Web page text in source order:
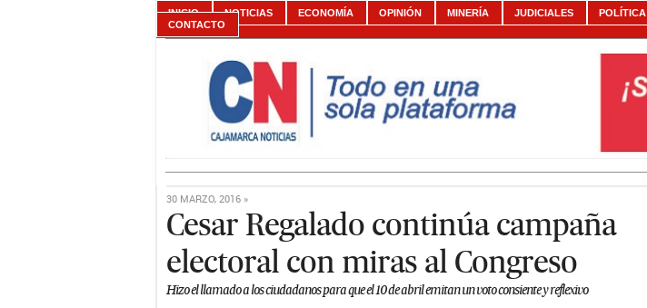
INICIO NOTICIAS ECONOMÍA OPINIÓN MINERÍA JUDICIALES POLÍTICA
CONTACTO
30 MARZO, 2016 »
Cesar Regalado continúa campaña
electoral con miras al Congreso
Hizo el llamado a los ciudadanos para que el 10 de abril emitan un voto consiente y reflexivo